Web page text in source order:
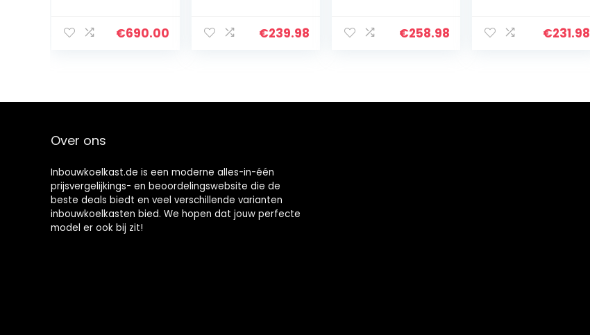
auto, koelkast,
€690.00
inhoud, 60 watt
n,
€239.98
compressiekoeli
efficiëntieklasse
€258.98
Koelkast 90L, 7L
Roestvrijstalen
€231.98
Over ons
Inbouwkoelkast.de is een moderne alles-in-één
prijsvergelijkings- en beoordelingswebsite die de
beste deals biedt en veel verschillende varianten
inbouwkoelkasten bied. We hopen dat jouw perfecte
model er ook bij zit!